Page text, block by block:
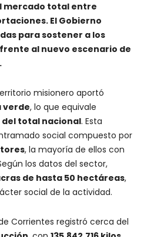
mercado total entre
El Gobierno
para sostener a los
al nuevo escenario de
misionero aportó
verde, lo que equivale
del total nacional. Esta
social compuesto por
, la mayoría de ellos con
los datos del sector,
de hasta 50 hectáreas,
social de la actividad.
Corrientes registró cerca del